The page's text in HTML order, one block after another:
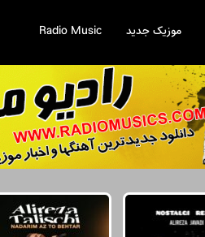
موزیک جدید Radio Music